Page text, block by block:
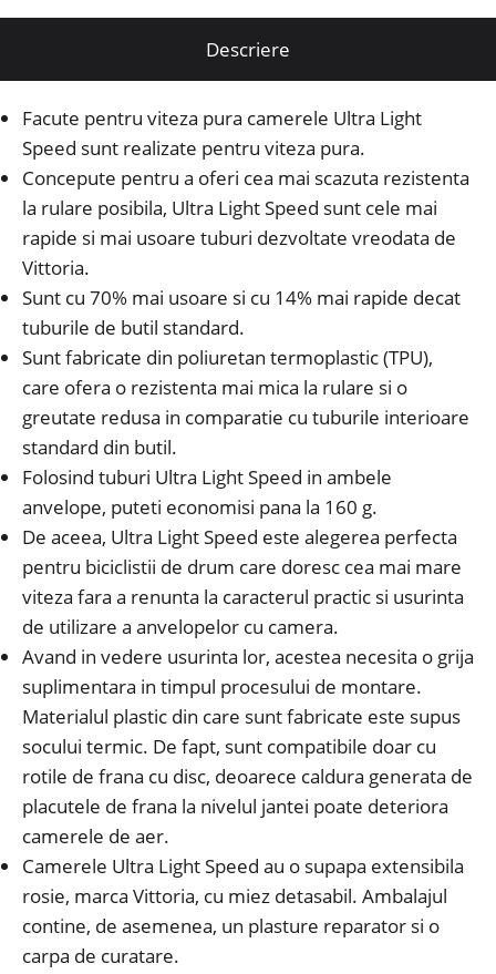
Descriere
Facute pentru viteza pura camerele Ultra Light
Speed sunt realizate pentru viteza pura.
Concepute pentru a oferi cea mai scazuta rezistenta
la rulare posibila, Ultra Light Speed sunt cele mai
rapide si mai usoare tuburi dezvoltate vreodata de
Vittoria.
Sunt cu 70% mai usoare si cu 14% mai rapide decat
tuburile de butil standard.
Sunt fabricate din poliuretan termoplastic (TPU),
care ofera o rezistenta mai mica la rulare si o
greutate redusa in comparatie cu tuburile interioare
standard din butil.
Folosind tuburi Ultra Light Speed in ambele
anvelope, puteti economisi pana la 160 g.
De aceea, Ultra Light Speed este alegerea perfecta
pentru biciclistii de drum care doresc cea mai mare
viteza fara a renunta la caracterul practic si usurinta
de utilizare a anvelopelor cu camera.
Avand in vedere usurinta lor, acestea necesita o grija
suplimentara in timpul procesului de montare.
Materialul plastic din care sunt fabricate este supus
socului termic. De fapt, sunt compatibile doar cu
rotile de frana cu disc, deoarece caldura generata de
placutele de frana la nivelul jantei poate deteriora
camerele de aer.
Camerele Ultra Light Speed au o supapa extensibila
rosie, marca Vittoria, cu miez detasabil. Ambalajul
contine, de asemenea, un plasture reparator si o
carpa de curatare.